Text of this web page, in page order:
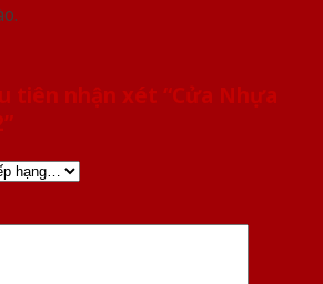
tiên nhận xét “Cửa Nhựa